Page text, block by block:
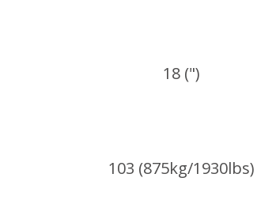
18 (")
103 (875kg/1930lbs)